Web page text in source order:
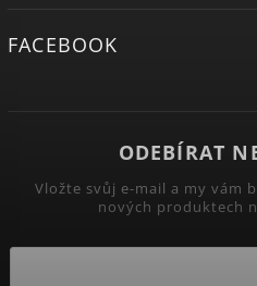
FACEBOOK
ODEBÍRAT
Vložte svůj e-mail a my vám
nových produktech